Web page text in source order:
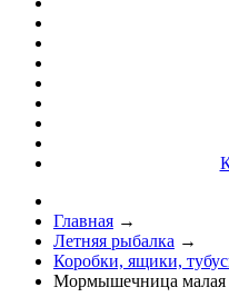
Главная →
Летняя рыбалка →
Коробки, ящики,
Мормышечница малая